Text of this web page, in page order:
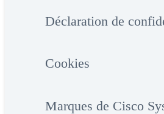
Déclaration de
Cookies
Marques de Cisco